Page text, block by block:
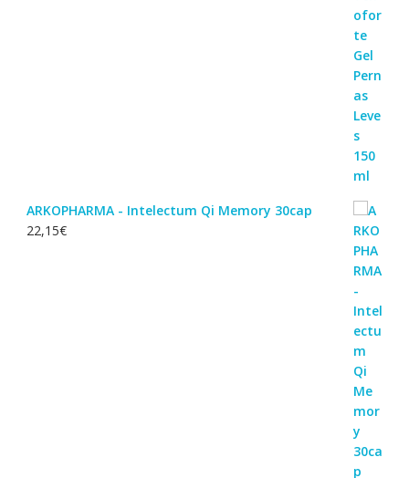
ARKOPHARMA - Intelectum Qi Memory 30cap
22,15€